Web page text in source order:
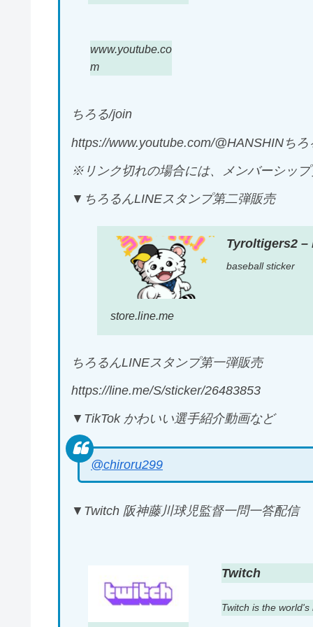
www.youtube.co
m
ちろる/join
https://www.youtube.com/@HANSHINち
※リンク切れの場合には、メンバーシッ
▼ちろるんLINEスタンプ第二弾販売
Tyroltigers2 –
baseball sticker
store.line.me
ちろるんLINEスタンプ第一弾販売
https://line.me/S/sticker/26483853
▼TikTok かわいい選手紹介動画など
@chiroru299
▼Twitch 阪神藤川球児監督一問一答配信
Twitch
Twitch is the